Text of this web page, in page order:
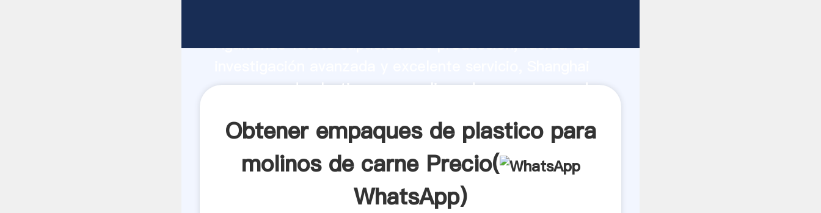
Agarrando fuerte capacidad de producción, fuerza de
empaques de plastico para molinos de carne proveedor
Obtener empaques de plastico para
molinos de carne Precio(
WhatsApp)